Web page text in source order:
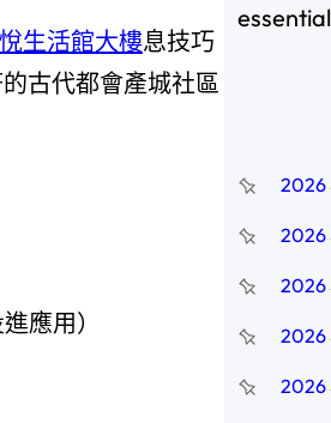
生活館大樓息技巧
古代都會產城社區
應用）
2026
2026
2026
2026
2026